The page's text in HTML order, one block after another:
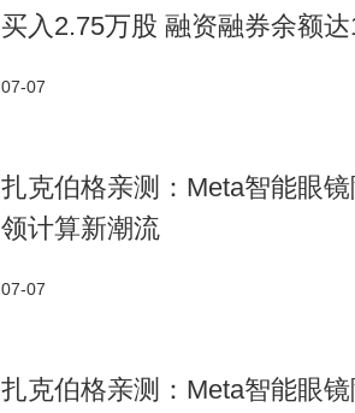
买入2.75万股 融资融券余额
07-07
扎克伯格亲测：Meta智能眼
领计算新潮流
07-07
扎克伯格亲测：Meta智能眼